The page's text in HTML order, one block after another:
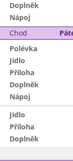
Doplněk
Nápoj
Chod
Polévka
Jídlo
Příloha
Doplněk
Nápoj
Jídlo
Příloha
Doplněk